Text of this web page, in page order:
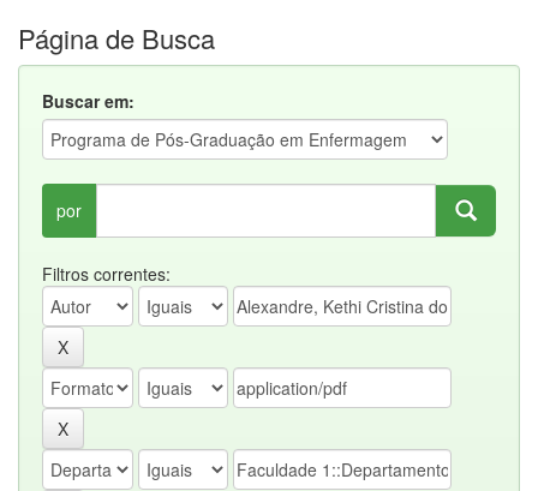
Página de Busca
Buscar em:
por
Filtros correntes: